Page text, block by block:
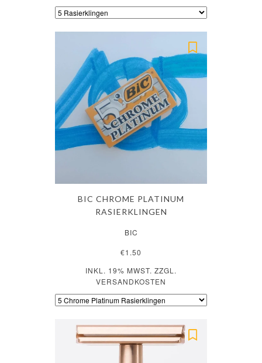
BIC CHROME PLATINUM
RASIERKLINGEN
BIC
€1.50
INKL. 19% MWST. ZZGL.
VERSANDKOSTEN